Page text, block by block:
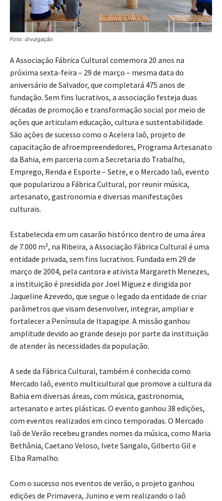
Foto: divulgação
A Associação Fábrica Cultural comemora 20 anos na
próxima sexta-feira – 29 de março – mesma data do
aniversário de Salvador, que completará 475 anos de
fundação. Sem fins lucrativos, a associação festeja duas
décadas de promoção e transformação social por meio de
ações que articulam educação, cultura e sustentabilidade.
São ações de sucesso como o Acelera Iaô, projeto de
capacitação de afroempreendedores, Programa Artesanato
da Bahia, em parceria com a Secretaria do Trabalho,
Emprego, Renda e Esporte – Setre, e o Mercado Iaô, evento
que popularizou a Fábrica Cultural, por reunir música,
artesanato, gastronomia e diversas manifestações
culturais.
Estabelecida em um casarão histórico dentro de uma área
de 7.000 m², na Ribeira, a Associação Fábrica Cultural é uma
entidade privada, sem fins lucrativos. Fundada em 29 de
março de 2004, pela cantora e ativista Margareth Menezes,
a instituição é presidida por Joel Miguez e dirigida por
Jaqueline Azevedo, que segue o legado da entidade de criar
parâmetros que visam desenvolver, integrar, ampliar e
fortalecer a Península de Itapagipe. A missão ganhou
amplitude devido ao grande desejo por parte da instituição
de atender às necessidades da população.
A sede da Fábrica Cultural, também é conhecida como
Mercado Iaô, evento multicultural que promove a cultura da
Bahia em diversas áreas, com música, gastronomia,
artesanato e artes plásticas. O evento ganhou 38 edições,
com eventos realizados em cinco temporadas. O Mercado
Iaô de Verão recebeu grandes nomes da música, como Maria
Bethânia, Caetano Veloso, Ivete Sangalo, Gilberto Gil e
Elba Ramalho.
Com o sucesso nos eventos de verão, o projeto ganhou
edições de Primavera, Junino e vem realizando o Iaô